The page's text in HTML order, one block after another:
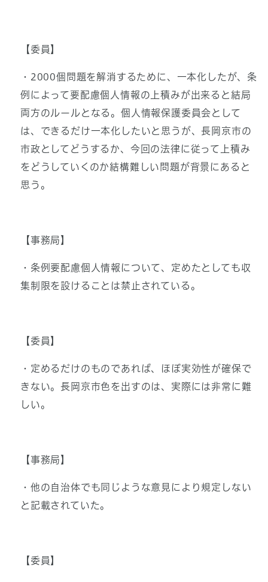
【委員】
・2000個問題を解消するために、一本化したが、条
例によって要配慮個人情報の上積みが出来ると結局
両方のルールとなる。個人情報保護委員会として
は、できるだけ一本化したいと思うが、長岡京市の
市政としてどうするか、今回の法律に従って上積み
をどうしていくのか結構難しい問題が背景にあると
思う。
【事務局】
・条例要配慮個人情報について、定めたとしても収
集制限を設けることは禁止されている。
【委員】
・定めるだけのものであれば、ほぼ実効性が確保で
きない。長岡京市色を出すのは、実際には非常に難
しい。
【事務局】
・他の自治体でも同じような意見により規定しない
と記載されていた。
【委員】